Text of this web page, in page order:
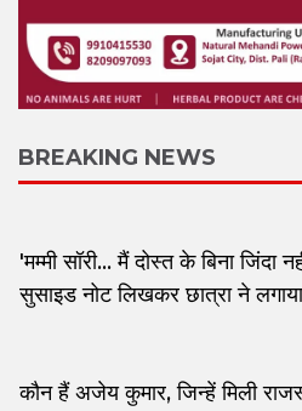
BREAKING NEWS
'मम्मी सॉरी... मैं दोस्त के बिना
सुसाइड नोट लिखकर छात्रा ने
कौन हैं अजेय कुमार, जिन्हें मिली